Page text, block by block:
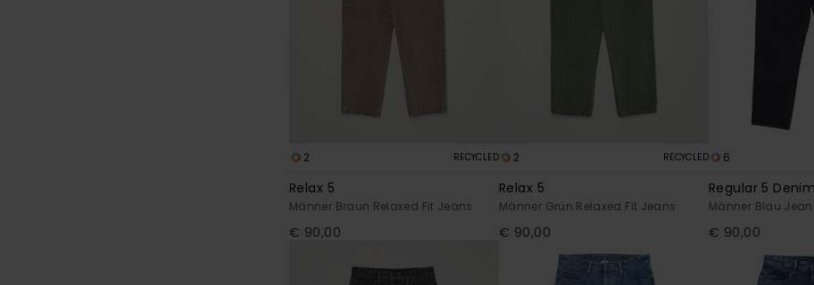
2 RECYCLED
Relax 5
Männer Braun Relaxed Fit Jeans
€ 90,00
2 RECYCLED
Relax 5
Männer Grün Relaxed Fit Jeans
€ 90,00
6
Regular 5 Denim
Männer Blau
€ 90,00